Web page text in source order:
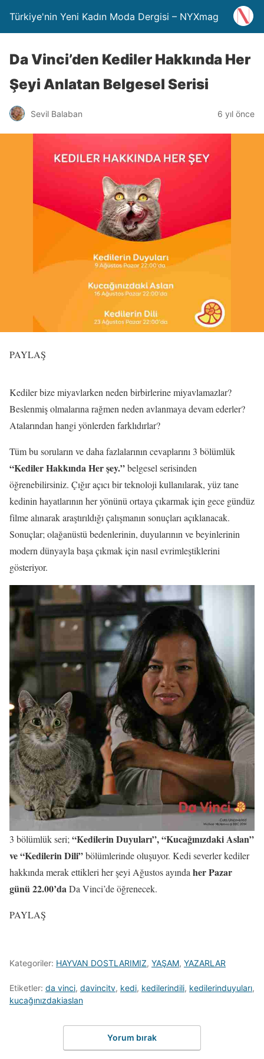
Türkiye'nin Yeni Kadın Moda Dergisi – NYXmag
Da Vinci’den Kediler Hakkında Her
Şeyi Anlatan Belgesel Serisi
Sevil Balaban 6 yıl önce
PAYLAŞ
Kediler bize miyavlarken neden birbirlerine miyavlamazlar?
Beslenmiş olmalarına rağmen neden avlanmaya devam ederler?
Atalarından hangi yönlerden farklıdırlar?
Tüm bu soruların ve daha fazlalarının cevaplarını 3 bölümlük
“Kediler Hakkında Her şey.”belgesel serisinden
öğrenebilirsiniz. Çığır açıcı bir teknoloji kullanılarak, yüz tane
kedinin hayatlarının her yönünü ortaya çıkarmak için gece gündüz
filme alınarak araştırıldığı çalışmanın sonuçları açıklanacak.
Sonuçlar; olağanüstü bedenlerinin, duyularının ve beyinlerinin
modern dünyayla başa çıkmak için nasıl evrimleştiklerini
gösteriyor.
3 bölümlük seri; “Kedilerin Duyuları”, “Kucağınızdaki Aslan”
ve “Kedilerin Dili”bölümlerinde oluşuyor. Kedi severler kediler
hakkında merak ettikleri her şeyi Ağustos ayında her Pazar
günü 22.00’daDa Vinci’de öğrenecek.
PAYLAŞ
Kategoriler: HAYVAN DOSTLARIMIZ, YAŞAM, YAZARLAR
Etiketler: da vinci, davincitv, kedi, kedilerindili, kedilerinduyuları,
kucağınızdakiaslan
Yorum bırak